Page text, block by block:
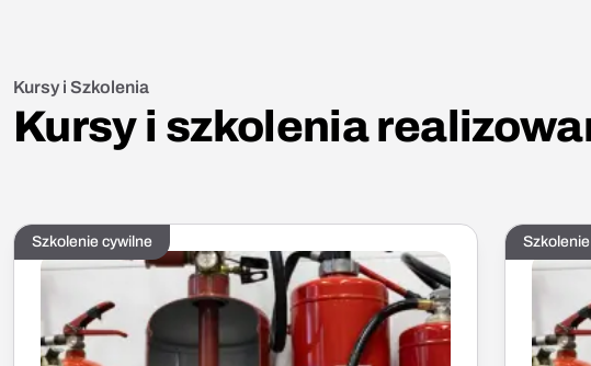
Kursy i Szkolenia
Kursy i szkolenia
Szkolenie cywilne